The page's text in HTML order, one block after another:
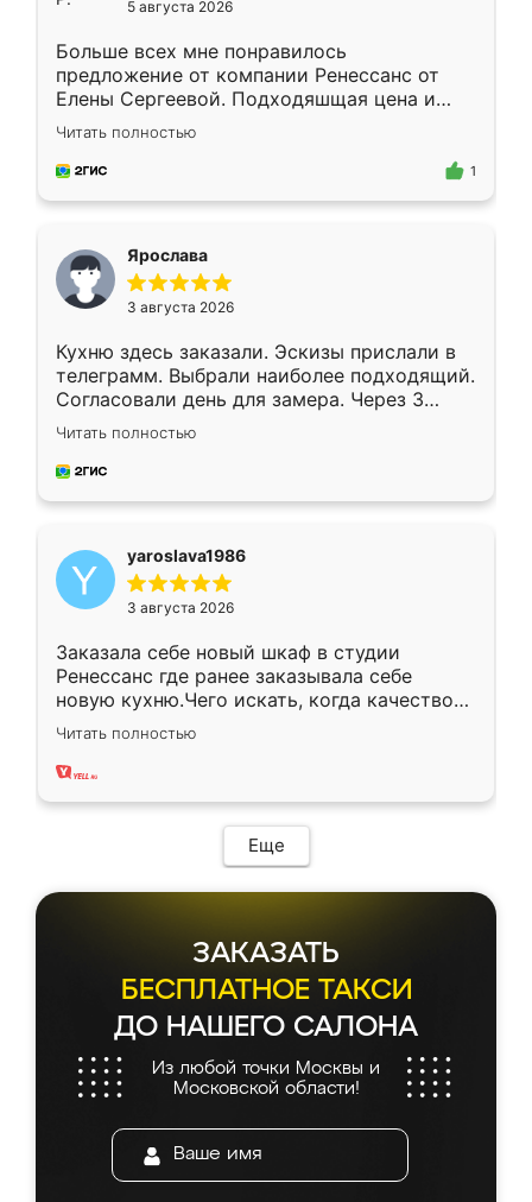
5 августа 2026
Больше всех мне понравилось
предложение от компании Ренессанс от
Елены Сергеевой. Подходяшщая цена и
короткие сроки изготовления. Приехавший
для замера сотрудник Владислав
предложил по моему эскизу самый
Читать полностью
1
Ярослава
3 августа 2026
Кухню здесь заказали. Эскизы прислали в
телеграмм. Выбрали наиболее подходящий.
Согласовали день для замера. Через 3
недели кухня была уже готова. Остались
довольны работой. Спасибо Ренессанс
мебель за качественную работу!
Читать полностью
yaroslava1986
3 августа 2026
Заказала себе новый шкаф в студии
Ренессанс где ранее заказывала себе
новую кухню.Чего искать, когда качеством
вполне довольна. Служит кухня уже почти
два года, нареканий нет.
Читать полностью
Еще
ЗАКАЗАТЬ
БЕСПЛАТНОЕ ТАКСИ
ДО НАШЕГО САЛОНА
Из любой точки Москвы и
Московской области!